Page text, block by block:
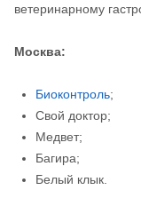
ветеринарному
Москва:
Биоконтроль;
Свой доктор;
Медвет;
Багира;
Белый клык.